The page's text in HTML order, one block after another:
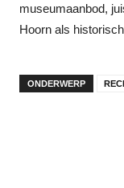
museumaanbod,
Hoorn als
ONDERWERP